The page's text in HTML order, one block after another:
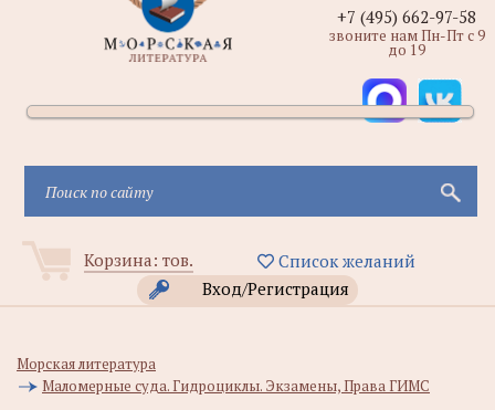
Корзина: тов.
Список желаний
Вход/Регистрация
+7 (495) 662-97-58
звоните нам Пн-Пт с 9
до 19
Морская литература
Маломерные суда. Гидроциклы. Экзамены, Права ГИМС